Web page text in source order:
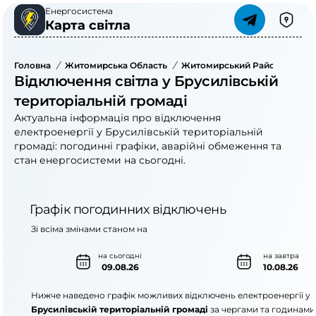
Енергосистема
Карта світла
Головна / Житомирська Область / Житомирський Район
Відключення світла у Брусилівській
територіальній громаді
Актуальна інформація про відключення
електроенергії у Брусилівській територіальній
громаді: погодинні графіки, аварійні обмеження та
стан енергосистеми на сьогодні.
Графік погодинних відключень
на сьогодні
09.08.26
на завтра
10.08.26
Зі всіма змінами станом на
Нижче наведено графік можливих відключень електроенергії у
Брусилівській територіальній громаді за чергами та